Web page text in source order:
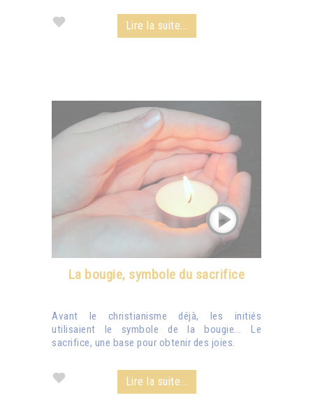
Lire la suite...
La bougie, symbole du sacrifice
Avant le christianisme déjà, les initiés
utilisaient le symbole de la bougie... Le
sacrifice, une base pour obtenir des joies.
Lire la suite...